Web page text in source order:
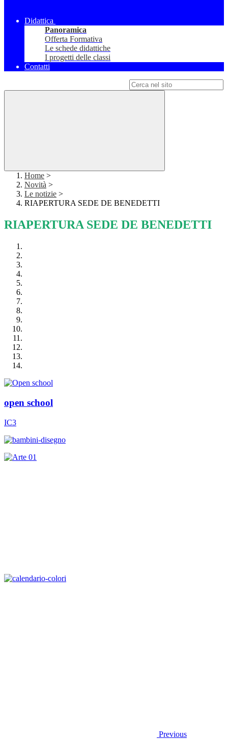
Didattica
Panoramica
Offerta Formativa
Le schede didattiche
I progetti delle classi
Contatti
Home >
Novità >
Le notizie >
RIAPERTURA SEDE DE BENEDETTI
RIAPERTURA SEDE DE BENEDETTI
open school
IC3
Previous